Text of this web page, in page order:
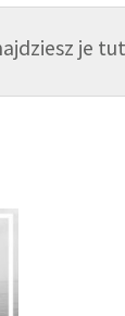
BIBLIA
je